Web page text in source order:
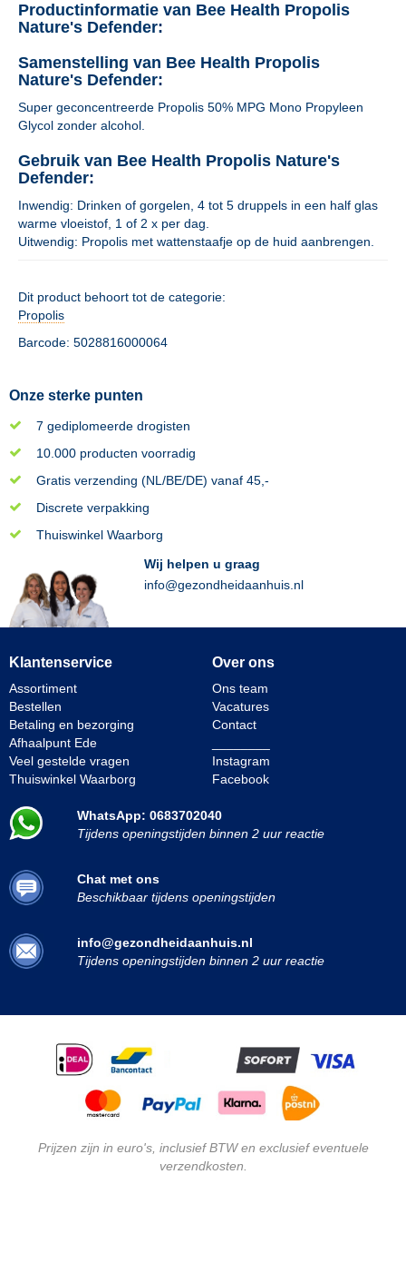
Productinformatie van Bee Health Propolis
Nature's Defender:
Samenstelling van Bee Health Propolis
Nature's Defender:
Super geconcentreerde Propolis 50% MPG Mono Propyleen
Glycol zonder alcohol.
Gebruik van Bee Health Propolis Nature's
Defender:
Inwendig: Drinken of gorgelen, 4 tot 5 druppels in een half glas
warme vloeistof, 1 of 2 x per dag.
Uitwendig: Propolis met wattenstaafje op de huid aanbrengen.
Dit product behoort tot de categorie:
Propolis
Barcode: 5028816000064
Onze sterke punten
7 gediplomeerde drogisten
10.000 producten voorradig
Gratis verzending (NL/BE/DE) vanaf 45,-
Discrete verpakking
Thuiswinkel Waarborg
Wij helpen u graag
info@gezondheidaanhuis.nl
Klantenservice
Assortiment
Bestellen
Betaling en bezorging
Afhaalpunt Ede
Veel gestelde vragen
Thuiswinkel Waarborg
Over ons
Ons team
Vacatures
Contact
Instagram
Facebook
WhatsApp: 0683702040
Tijdens openingstijden binnen 2 uur reactie
Chat met ons
Beschikbaar tijdens openingstijden
info@gezondheidaanhuis.nl
Tijdens openingstijden binnen 2 uur reactie
Prijzen zijn in euro's, inclusief BTW en exclusief eventuele
verzendkosten.